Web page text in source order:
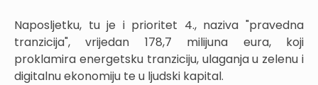
Naposljetku, tu je i prioritet 4., naziva "pravedna
tranzicija", vrijedan 178,7 milijuna eura, koji
proklamira energetsku tranziciju, ulaganja u zelenu i
digitalnu ekonomiju te u ljudski kapital.